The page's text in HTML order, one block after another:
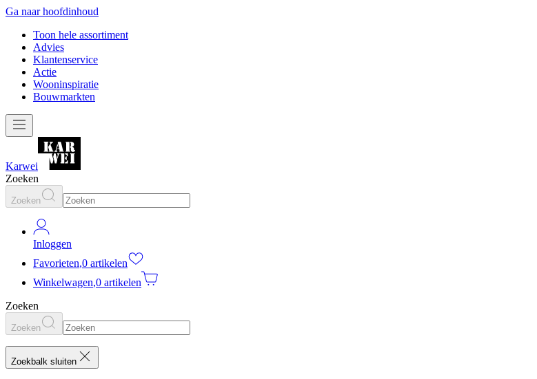
Ga naar hoofdinhoud
Toon hele assortiment
Advies
Klantenservice
Actie
Wooninspiratie
Bouwmarkten
Karwei
Zoeken
Zoeken
Inloggen
Favorieten,0 artikelen
Winkelwagen,0 artikelen
Zoeken
Zoeken
Zoekbalk sluiten